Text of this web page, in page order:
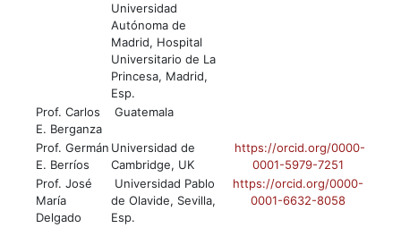
Universidad
Autónoma de
Madrid, Hospital
Universitario de La
Princesa, Madrid,
Esp.
Prof. Carlos
E. Berganza
Guatemala
Prof. Germán
E. Berríos
Universidad de
Cambridge, UK
https://orcid.org/0000-
0001-5979-7251
Prof. José
María
Delgado
Universidad Pablo
de Olavide, Sevilla,
Esp.
https://orcid.org/0000-
0001-6632-8058